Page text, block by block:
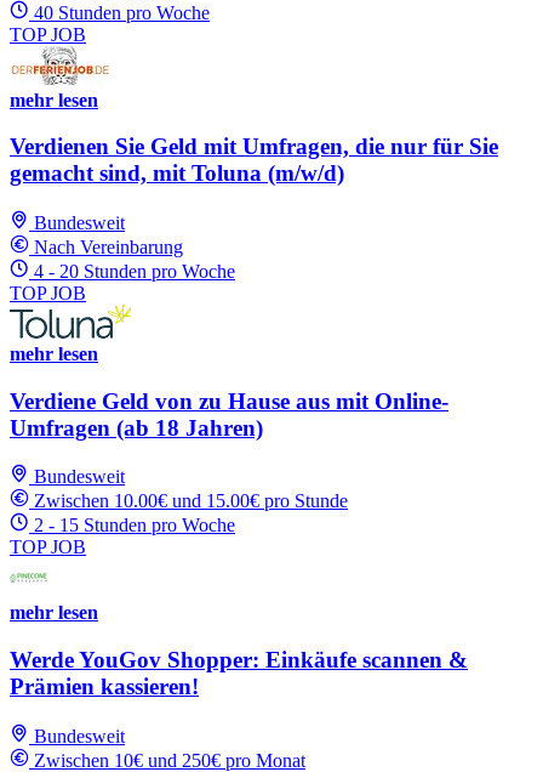
40 Stunden pro Woche
TOP JOB
mehr lesen
Verdienen Sie Geld mit Umfragen, die nur für Sie
gemacht sind, mit Toluna (m/w/d)
Bundesweit
Nach Vereinbarung
4 - 20 Stunden pro Woche
TOP JOB
mehr lesen
Verdiene Geld von zu Hause aus mit Online-
Umfragen (ab 18 Jahren)
Bundesweit
Zwischen 10.00€ und 15.00€ pro Stunde
2 - 15 Stunden pro Woche
TOP JOB
mehr lesen
Werde YouGov Shopper: Einkäufe scannen &
Prämien kassieren!
Bundesweit
Zwischen 10€ und 250€ pro Monat